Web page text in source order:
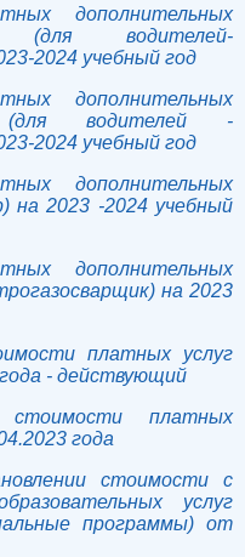
дополнительных
(для водителей-
2024 учебный год
дополнительных
(для водителей -
2024 учебный год
дополнительных
на 2023 -2024 учебный
дополнительных
на 2023
платных услуг
- действующий
платных
года
стоимости с
услуг
программы) от